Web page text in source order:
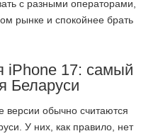
с разными операторами,
рынке и спокойнее брать
iPhone 17: самый
Беларуси
версии обычно считаются
У них, как правило, нет